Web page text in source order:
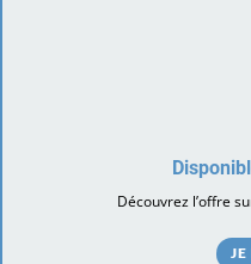
Découvrez l’offre
JE